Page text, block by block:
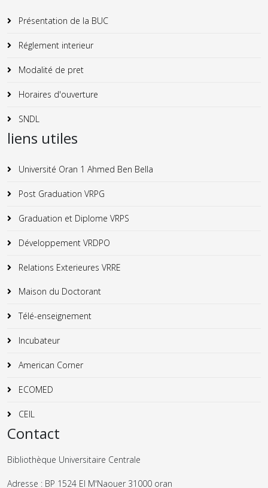
Présentation de la BUC
Réglement interieur
Modalité de pret
Horaires d'ouverture
SNDL
liens utiles
Université Oran 1 Ahmed Ben Bella
Post Graduation VRPG
Graduation et Diplome VRPS
Développement VRDPO
Relations Exterieures VRRE
Maison du Doctorant
Télé-enseignement
Incubateur
American Corner
ECOMED
CEIL
Contact
Bibliothèque Universitaire Centrale
Adresse : BP 1524 El M'Naouer 31000 oran